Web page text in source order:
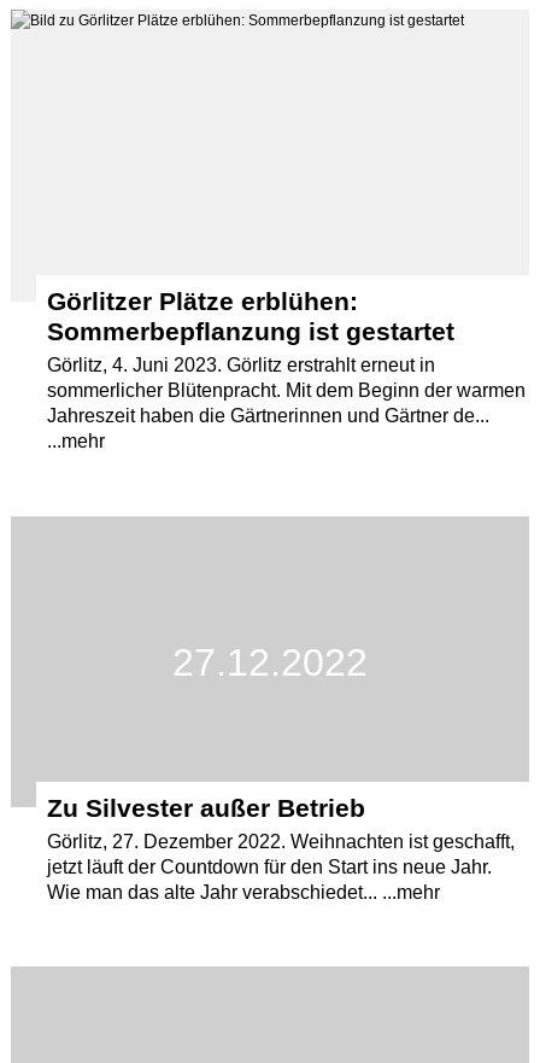
Görlitzer Plätze erblühen:
Sommerbepflanzung ist gestartet
Görlitz, 4. Juni 2023. Görlitz erstrahlt erneut in
sommerlicher Blütenpracht. Mit dem Beginn der warmen
Jahreszeit haben die Gärtnerinnen und Gärtner de...
...mehr
27.12.2022
Zu Silvester außer Betrieb
Görlitz, 27. Dezember 2022. Weihnachten ist geschafft,
jetzt läuft der Countdown für den Start ins neue Jahr.
Wie man das alte Jahr verabschiedet... ...mehr